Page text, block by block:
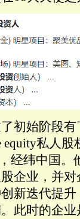
初始阶段
私人
经纬中国。
企业，并
新迭代提
此时的企